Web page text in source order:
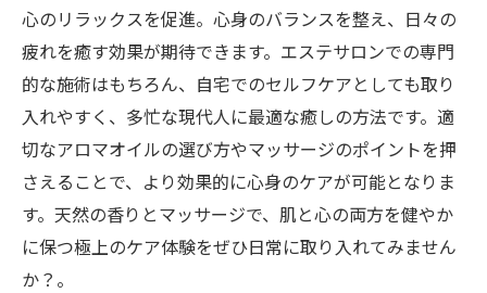
心のリラックスを促進。心身のバランスを整え、日々の
疲れを癒す効果が期待できます。エステサロンでの専門
的な施術はもちろん、自宅でのセルフケアとしても取り
入れやすく、多忙な現代人に最適な癒しの方法です。適
切なアロマオイルの選び方やマッサージのポイントを押
さえることで、より効果的に心身のケアが可能となりま
す。天然の香りとマッサージで、肌と心の両方を健やか
に保つ極上のケア体験をぜひ日常に取り入れてみません
か？。